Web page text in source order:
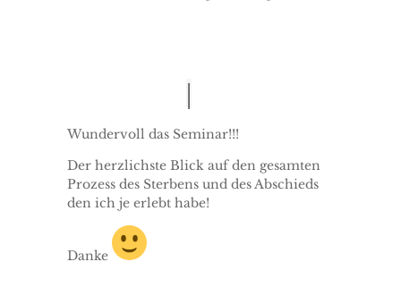
Wundervoll das Seminar!!!
Der herzlichste Blick auf den gesamten
Prozess des Sterbens und des Abschieds
den ich je erlebt habe!
Danke